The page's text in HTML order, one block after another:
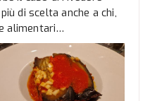
di scelta anche a chi,
alimentari…